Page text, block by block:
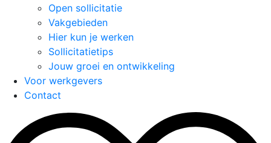
Open sollicitatie
Vakgebieden
Hier kun je werken
Sollicitatietips
Jouw groei en ontwikkeling
Voor werkgevers
Contact